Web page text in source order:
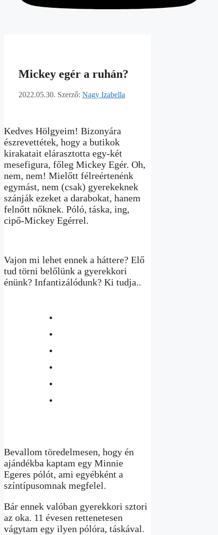
Mickey egér a ruhán?
2022.05.30. Szerző: Nagy Izabella
Kedves Hölgyeim! Bizonyára
észrevettétek, hogy a butikok
kirakatait elárasztotta egy-két
mesefigura, főleg Mickey Egér. Oh,
nem, nem! Mielőtt félreértenénk
egymást, nem (csak) gyerekeknek
szánják ezeket a darabokat, hanem
felnőtt nőknek. Póló, táska, ing,
cipő-Mickey Egérrel.
Vajon mi lehet ennek a háttere? Elő
tud törni belőlünk a gyerekkori
énünk? Infantizálódunk? Ki tudja..
Bevallom töredelmesen, hogy én
ajándékba kaptam egy Minnie
Egeres pólót, ami egyébként a
színtípusomnak megfelel.
Bár ennek valóban gyerekkori sztori
az oka. 11 évesen rettenetesen
vágytam egy ilyen pólóra, táskával.